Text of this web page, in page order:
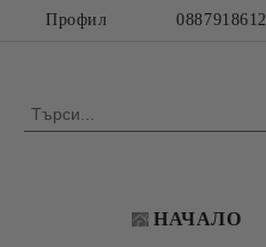
Профил 0887918612
НАЧАЛО